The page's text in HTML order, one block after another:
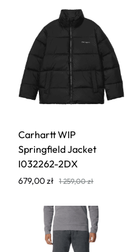
Carhartt WIP
Springfield Jacket
I032262-2DX
679,00zł 1 259,00zł